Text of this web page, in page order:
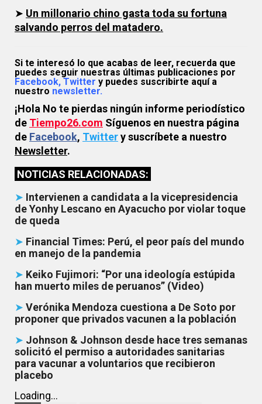
➤ Un millonario chino gasta toda su fortuna
salvando perros del matadero.
Si te interesó lo que acabas de leer, recuerda que
puedes seguir nuestras últimas publicaciones por
Facebook, Twitter y puedes suscribirte aquí a
nuestro newsletter.
¡Hola No te pierdas ningún informe periodístico
de Tiempo26.com Síguenos en nuestra página
de Facebook, Twittery suscríbete a nuestro
Newsletter.
NOTICIAS RELACIONADAS:
➤ Intervienen a candidata a la vicepresidencia
de Yonhy Lescano en Ayacucho por violar toque
de queda
➤ Financial Times: Perú, el peor país del mundo
en manejo de la pandemia
➤ Keiko Fujimori: “Por una ideología estúpida
han muerto miles de peruanos” (Video)
➤ Verónika Mendoza cuestiona a De Soto por
proponer que privados vacunen a la población
➤ Johnson & Johnson desde hace tres semanas
solicitó el permiso a autoridades sanitarias
para vacunar a voluntarios que recibieron
placebo
Loading...